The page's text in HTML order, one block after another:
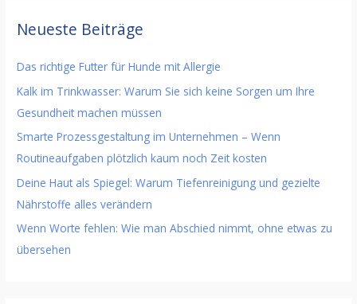
Neueste Beiträge
Das richtige Futter für Hunde mit Allergie
Kalk im Trinkwasser: Warum Sie sich keine Sorgen um Ihre
Gesundheit machen müssen
Smarte Prozessgestaltung im Unternehmen – Wenn
Routineaufgaben plötzlich kaum noch Zeit kosten
Deine Haut als Spiegel: Warum Tiefenreinigung und gezielte
Nährstoffe alles verändern
Wenn Worte fehlen: Wie man Abschied nimmt, ohne etwas zu
übersehen